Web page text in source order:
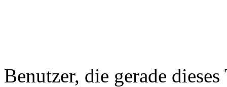
Benutzer, die gerade